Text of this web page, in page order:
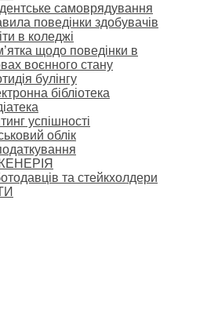
самоврядування
поведінки здобувачів
в коледжі
щодо поведінки в
воєнного стану
булінгу
бібліотека
успішності
облік
та стейкхолдери